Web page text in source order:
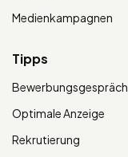
Medienkampagnen
Tipps
Bewerbungsgespräch
Optimale Anzeige
Rekrutierung